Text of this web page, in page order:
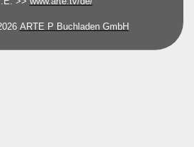
ARTE P Buchladen GmbH